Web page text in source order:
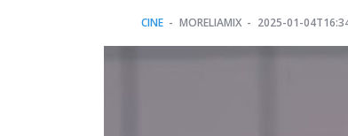
CINE MORELIAMIX 2025-01-